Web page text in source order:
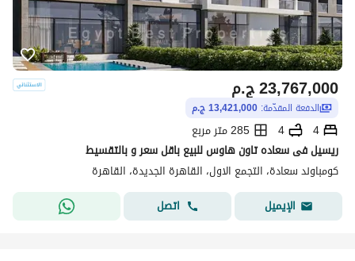
ج.م23,767,000
الدفعة المقدّمة: 13,421,000 ج.م
4
4
285 متر مربع
ريسيل فى سعاده تاون هاوس للبيع باقل سعر و بالتقسيط
كومباوند سعادة، التجمع الاول، القاهرة الجديدة، القاهرة
الإيميل
اتصل